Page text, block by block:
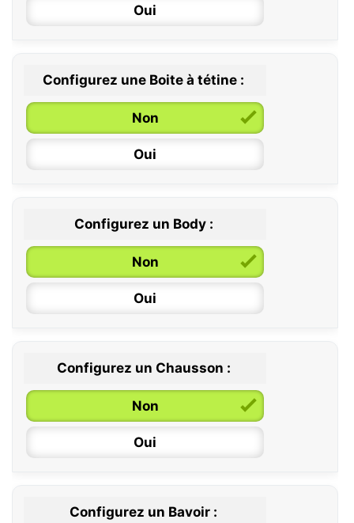
Oui
Configurez une Boite à tétine :
Non
Oui
Configurez un Body :
Non
Oui
0 / 6 mois
6 / 12 mois
12 / 18 mois
Configurez un Chausson :
Non
Oui
Configurez un Bavoir :